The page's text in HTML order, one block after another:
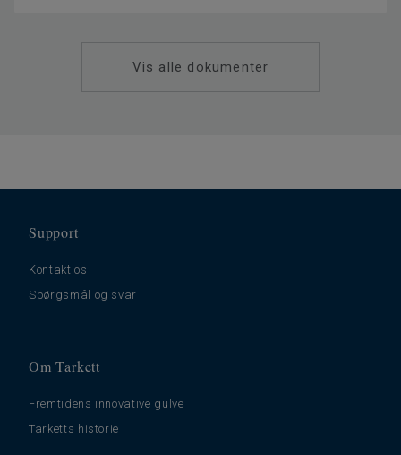
Vis alle dokumenter
Support
Kontakt os
Spørgsmål og svar
Om Tarkett
Fremtidens innovative gulve
Tarketts historie